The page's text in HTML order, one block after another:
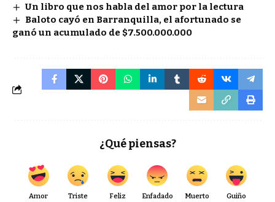
Un libro que nos habla del amor por la lectura
Baloto cayó en Barranquilla, el afortunado se
ganó un acumulado de $7.500.000.000
¿Qué piensas?
Amor Triste Feliz Enfadado Muerto Guiño